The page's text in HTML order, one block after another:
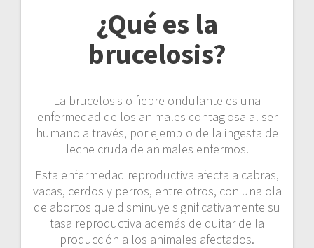
¿Qué es la
brucelosis?
La brucelosis o fiebre ondulante es una
enfermedad de los animales contagiosa al ser
humano a través, por ejemplo de la ingesta de
leche cruda de animales enfermos.
Esta enfermedad reproductiva afecta a cabras,
vacas, cerdos y perros, entre otros, con una ola
de abortos que disminuye significativamente su
tasa reproductiva además de quitar de la
producción a los animales afectados.